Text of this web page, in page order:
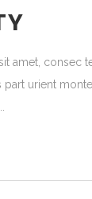
amet, consec
urient